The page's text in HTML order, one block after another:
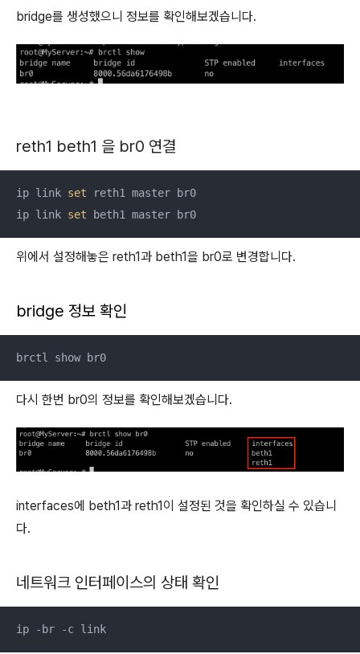
bridge를 생성했으니 정보를 확인해보겠습니다.
reth1 beth1 을 br0 연결
ip link set reth1 master br0
ip link set beth1 master br0
위에서 설정해놓은 reth1과 beth1을 br0로 변경합니다.
bridge 정보 확인
brctl show br0
다시 한번 br0의 정보를 확인해보겠습니다.
interfaces에 beth1과 reth1이 설정된 것을 확인하실 수 있습니
다.
네트워크 인터페이스의 상태 확인
ip -br -c link